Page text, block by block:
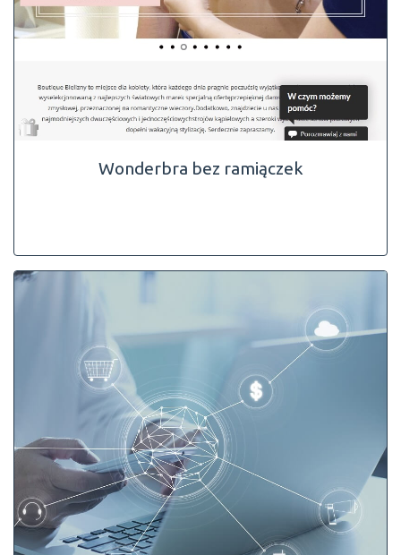
Wonderbra bez ramiączek